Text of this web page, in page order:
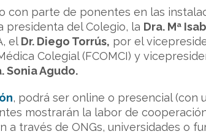
con parte de ponentes en las
presidenta del Colegio, la Dra. Mª
el Dr. Diego Torrús, por el
Colegial (FCOMCI) y
Sonia Agudo.
, podrá ser online o presencial (con
mostrarán la labor de
través de ONGs, universidades o